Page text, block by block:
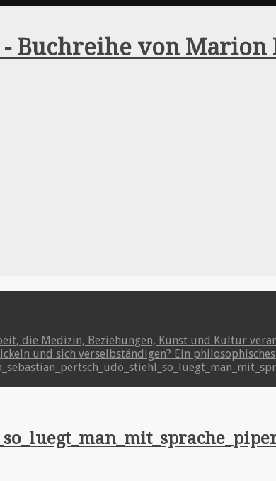
die Medizin, Beziehungen, Kunst und Kultur
und sich verselbständigen? Ein